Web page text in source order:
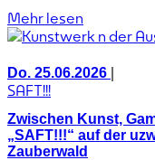
Mehr lesen
Do. 25.06.2026 |
SAFT!!!
Zwischen Kunst,
„SAFT!!!“ auf der
Zauberwald